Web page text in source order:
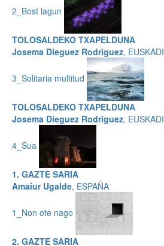
2_Bost lagun
TOLOSALDEKO TXAPELDUNA
Josema Dieguez Rodriguez, EUSKADI
3_Solitaria multitud
TOLOSALDEKO TXAPELDUNA
Josema Dieguez Rodriguez, EUSKADI
4_Sua
1. GAZTE SARIA
Amaiur Ugalde, ESPAÑA
1_Non ote nago
2. GAZTE SARIA